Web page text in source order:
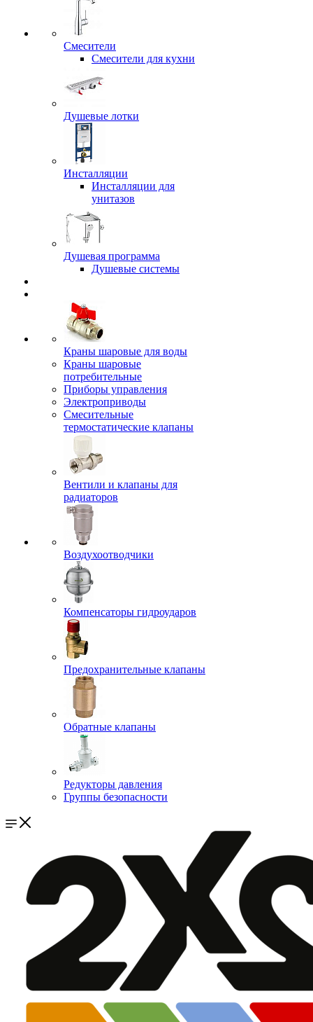
Смесители
Смесители для кухни
Душевые лотки
Инсталляции
Инсталляции для
унитазов
Душевая программа
Душевые системы
Краны шаровые для воды
Краны шаровые
потребительные
Приборы управления
Электроприводы
Смесительные
термостатические клапаны
Вентили и клапаны для
радиаторов
Воздухоотводчики
Компенсаторы гидроударов
Предохранительные клапаны
Обратные клапаны
Редукторы давления
Группы безопасности